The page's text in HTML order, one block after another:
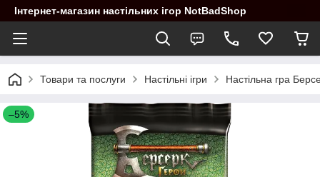
Інтернет-магазин настільних ігор NotBadShop
Товари та послуги Настільні ігри Настільна гра
–5%